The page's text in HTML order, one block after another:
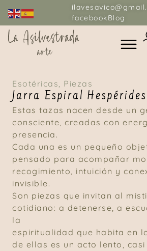
facebookBlog
Esotéricas, Piezas
Jarra Espiral Hespérides
Estas tazas nacen desde un
consciente, creadas con
presencia.
Cada una es un pequeño
pensado para acompañar
recogimiento, intuición y
invisible.
Son piezas que invitan al
cotidiano: a detenerse, a
la
espiritualidad que habita en
de ellas es un acto lento,